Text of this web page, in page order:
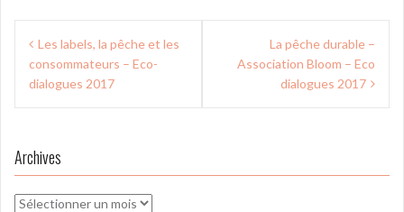
Navigation
de
l’article
Les labels, la pêche et les
consommateurs – Eco-
dialogues 2017
La pêche durable –
Association Bloom – Eco
dialogues 2017
Archives
Archives